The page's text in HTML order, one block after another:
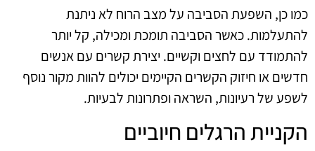
כמו כן, השפעת הסביבה על מצב הרוח לא ניתנת
להתעלמות. כאשר הסביבה תומכת ומכילה, קל יותר
להתמודד עם לחצים וקשיים. יצירת קשרים עם אנשים
חדשים או חיזוק הקשרים הקיימים יכולים להוות מקור נוסף
לשפע של רעיונות, השראה ופתרונות לבעיות.
הקניית הרגלים חיוביים